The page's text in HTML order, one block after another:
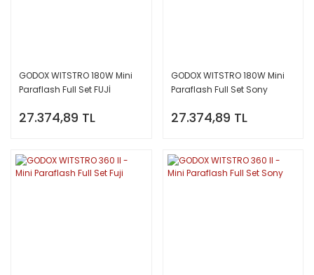
GODOX WITSTRO 180W Mini
Paraflash Full Set FUJİ
27.374,89 TL
GODOX WITSTRO 180W Mini
Paraflash Full Set Sony
27.374,89 TL